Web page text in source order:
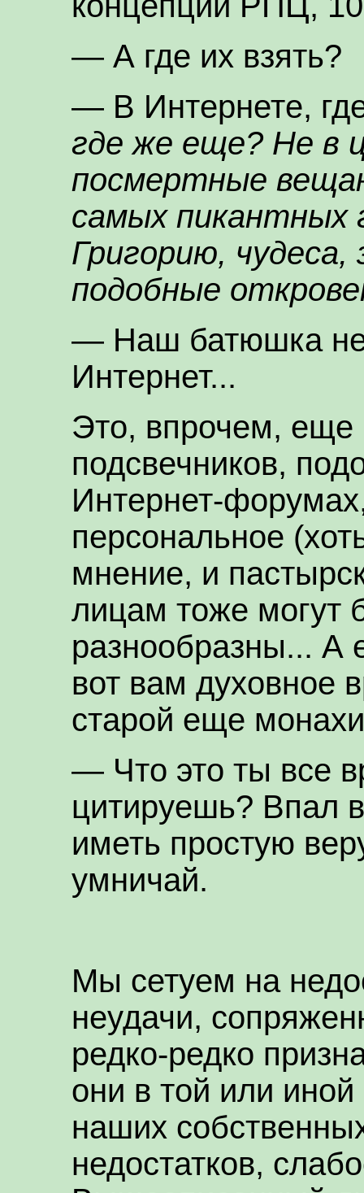
— А где их взять?
— В Интернете,
где же еще? Не в
посмертные
самых пикантных
Григорию,
подобные
— Наш батюшка не
Интернет...
Это, впрочем, еще
подсвечников,
Интернет-
персональное
мнение, и
лицам тоже могут
разнообразны... А
вот вам духовное
старой еще
— Что это ты все
цитируешь? Впал
иметь простую
умничай.
Мы сетуем на
неудачи,
редко-редко
они в той или
наших
недостатков,